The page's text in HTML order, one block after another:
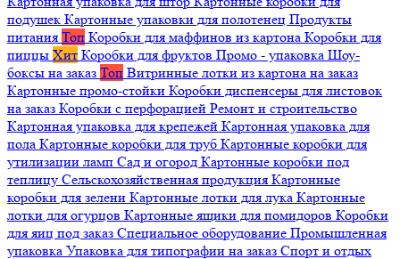
подушек Картонные упаковки для полотенец Продукты
питания Топ Коробки для маффинов из картона Коробки для
пиццы Хит Коробки для фруктов Промо - упаковка Шоу-
боксы на заказ Топ Витринные лотки из картона на заказ
Картонные промо-стойки Коробки диспенсеры для листовок
на заказ Коробки с перфорацией Ремонт и строительство
Картонная упаковка для крепежей Картонная упаковка для
пола Картонные коробки для труб Картонные коробки для
утилизации ламп Сад и огород Картонные коробки под
теплицу Сельскохозяйственная продукция Картонные
коробки для зелени Картонные лотки для лука Картонные
лотки для огурцов Картонные ящики для помидоров Коробки
для яиц под заказ Специальное оборудование Промышленная
упаковка Упаковка для типографии на заказ Спорт и отдых